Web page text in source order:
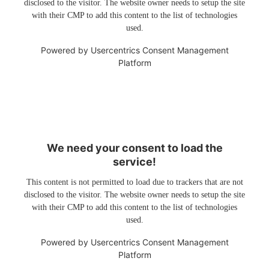
disclosed to the visitor. The website owner needs to setup the site
with their CMP to add this content to the list of technologies
used.
Powered by Usercentrics Consent Management
Platform
We need your consent to load the
service!
This content is not permitted to load due to trackers that are not
disclosed to the visitor. The website owner needs to setup the site
with their CMP to add this content to the list of technologies
used.
Powered by Usercentrics Consent Management
Platform